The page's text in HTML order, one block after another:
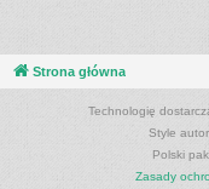
Strona główna
Technologię
Style
Polski
Zasady